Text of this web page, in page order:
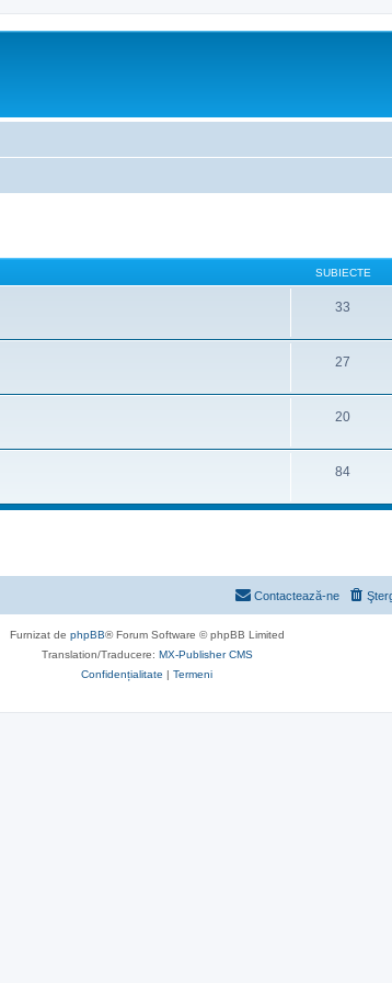
SUBIECTE
33
27
20
84
Contactează-ne
Furnizat de phpBB® Forum Software © phpBB Limited
Translation/Traducere: MX-Publisher CMS
Confidențialitate | Termeni